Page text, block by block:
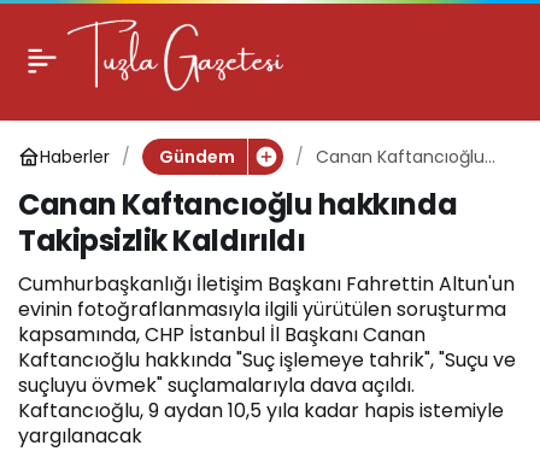
Haberler Gündem
Canan Kaftancıoğlu
Kaldırıldı
Canan Kaftancıoğlu hakkında
Takipsizlik Kaldırıldı
Cumhurbaşkanlığı İletişim Başkanı Fahrettin Altun'un
evinin fotoğraflanmasıyla ilgili yürütülen soruşturma
kapsamında, CHP İstanbul İl Başkanı Canan
Kaftancıoğlu hakkında "Suç işlemeye tahrik", "Suçu ve
suçluyu övmek" suçlamalarıyla dava açıldı.
Kaftancıoğlu, 9 aydan 10,5 yıla kadar hapis istemiyle
yargılanacak
Canan Kaftancıoğlu
hakkında Takipsizlik
Kaldırıldı